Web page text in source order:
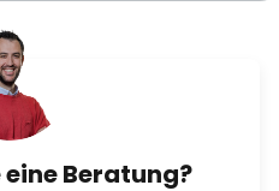
Beratung?